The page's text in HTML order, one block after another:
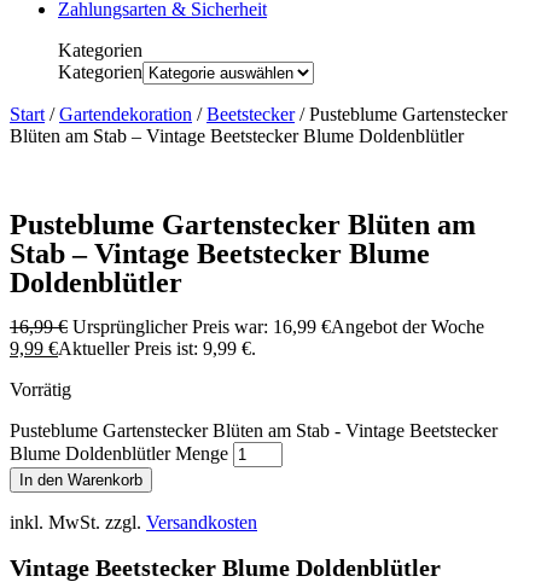
Zahlungsarten & Sicherheit
Kategorien
Kategorien
Start /Gartendekoration /Beetstecker/ Pusteblume Gartenstecker
Blüten am Stab – Vintage Beetstecker Blume Doldenblütler
Pusteblume Gartenstecker Blüten am
Stab – Vintage Beetstecker Blume
Doldenblütler
16,99€ Ursprünglicher Preis war: 16,99 €Angebot der Woche
9,99 €Aktueller Preis ist: 9,99 €.
Vorrätig
Pusteblume Gartenstecker Blüten am Stab - Vintage Beetstecker
Blume Doldenblütler Menge
In den Warenkorb
inkl. MwSt. zzgl. Versandkosten
Vintage Beetstecker Blume Doldenblütler